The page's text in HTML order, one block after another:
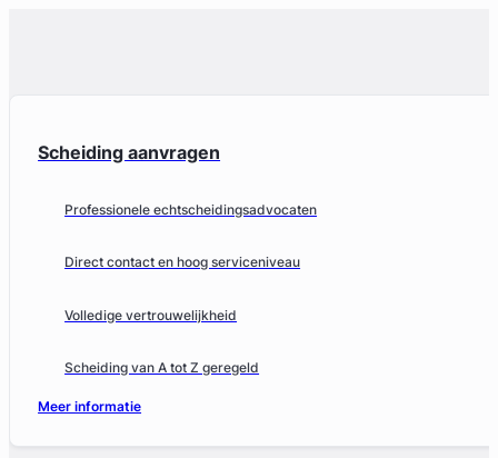
Scheiding aanvragen
Professionele echtscheidingsadvocaten
Direct contact en hoog serviceniveau
Volledige vertrouwelijkheid
Scheiding van A tot Z geregeld
Meer informatie